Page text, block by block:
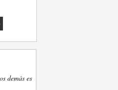
demás es